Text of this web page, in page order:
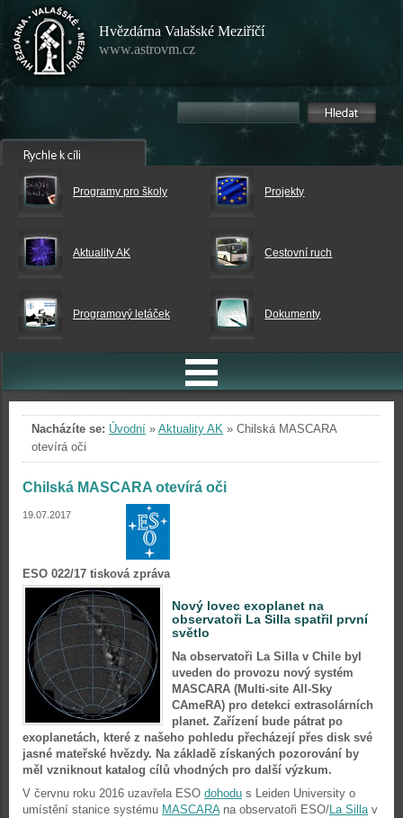
Hvězdárna Valašské Meziříčí
www.astrovm.cz
Programy pro školy Projekty
Aktuality AK Cestovní ruch
Programový letáček Dokumenty
Nacházíte se: Úvodní » Aktuality AK » Chilská MASCARA
otevírá oči
Chilská MASCARA otevírá oči
19.07.2017
ESO 022/17 tisková zpráva
Nový lovec exoplanet na
observatoři La Silla spatřil první
světlo
Na observatoři La Silla v Chile byl
uveden do provozu nový systém
MASCARA (Multi-site All-Sky
CAmeRA) pro detekci extrasolárních
planet. Zařízení bude pátrat po
exoplanetách, které z našeho pohledu přecházejí přes disk své
jasné mateřské hvězdy. Na základě získaných pozorování by
měl vzniknout katalog cílů vhodných pro další výzkum.
V červnu roku 2016 uzavřela ESO dohodu s Leiden University o
umístění stanice systému MASCARAna observatoři ESO/La Sillav